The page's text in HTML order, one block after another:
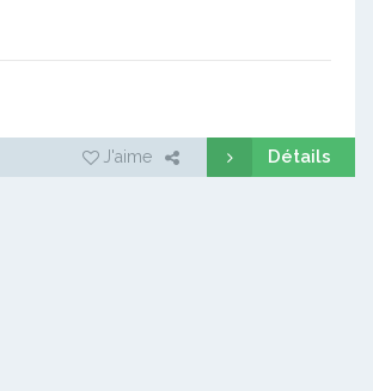
J'aime Détails